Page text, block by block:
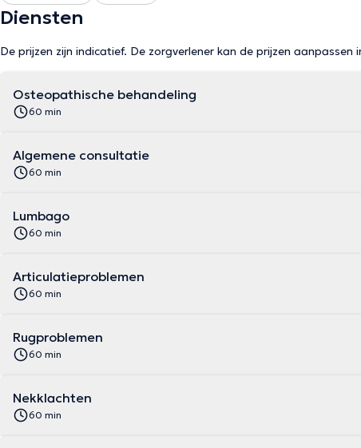
Diensten
De prijzen zijn indicatief. De zorgverlener kan de prijzen
Osteopathische behandeling
60 min
Algemene consultatie
60 min
Lumbago
60 min
Articulatieproblemen
60 min
Rugproblemen
60 min
Nekklachten
60 min